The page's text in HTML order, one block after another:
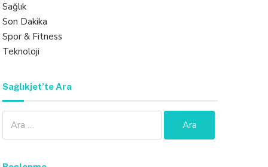
Sağlık
Son Dakika
Spor & Fitness
Teknoloji
Sağlıkjet’te Ara